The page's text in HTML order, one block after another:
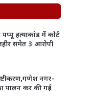
हत्याकांड में कोर्ट
समेत 3 आरोपी
नगर-
पालन कर की गई